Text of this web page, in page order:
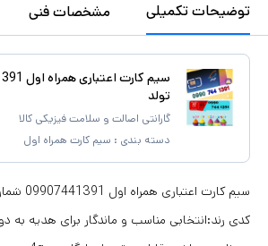
توضیحات تکمیلی مشخصات فنی
تولد
گارانتی اصالت و سلامت فیزیکی کالا
دسته بندی : سیم کارت همراه اول
سیم کارت
کدی رند:انتخابی مناسب و ماندگار برای هدیه به